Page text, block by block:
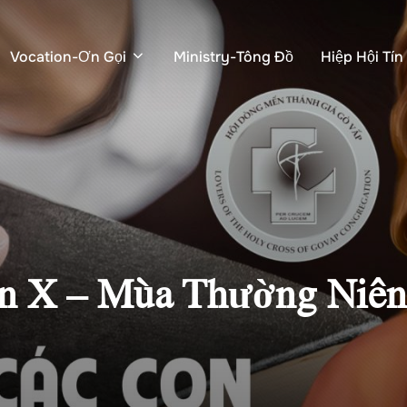
Vocation-Ơn Gọi Ministry-Tông Đồ Hiệp Hội
X – Mùa Thường